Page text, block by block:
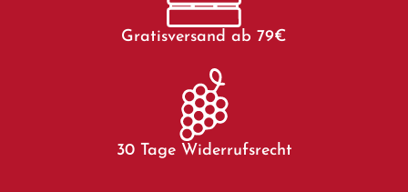
Gratisversand ab 79€
30 Tage Widerrufsrecht